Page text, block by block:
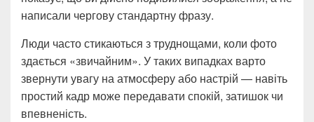
написали чергову стандартну фразу.
Люди часто стикаються з труднощами, коли фото
здається «звичайним». У таких випадках варто
звернути увагу на атмосферу або настрій — навіть
простий кадр може передавати спокій, затишок чи
впевненість.